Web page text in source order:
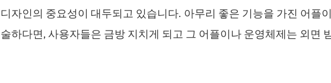
디자인의 중요성이 대두되고 있습니다. 아무리 좋은 기능을 가진 어플
술하다면, 사용자들은 금방 지치게 되고 그 어플이나 운영체제는 외면